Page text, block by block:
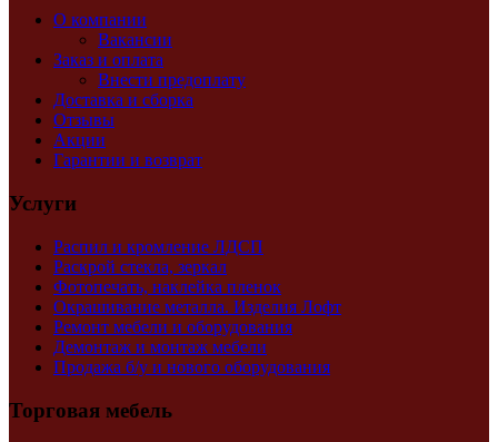
О компании
Вакансии
Заказ и оплата
Внести предоплату
Доставка и сборка
Отзывы
Акции
Гарантии и возврат
Услуги
Распил и кромление ЛДСП
Раскрой стекла, зеркал
Фотопечать, наклейка пленок
Окрашивание металла. Изделия Лофт
Ремонт мебели и оборудования
Демонтаж и монтаж мебели
Продажа б/у и нового оборудования
Торговая мебель